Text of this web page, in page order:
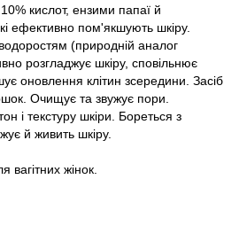
кислот, ензими папаї й
ефективно пом'якшують шкіру.
(природній аналог
розгладжує шкіру, сповільнює
оновлення клітин зсередини. Засіб
Очищує та звужує пори.
і текстуру шкіри. Бореться з
й живить шкіру.
жінок.